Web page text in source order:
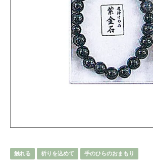
触れる 祈りを込めて 手のひらのおまもり